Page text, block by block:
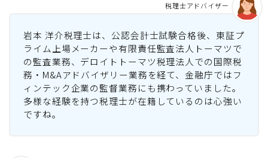
岩本 洋介税理士は、公認会計士試験合格後、東証プ
ライム上場メーカーや有限責任監査法人トーマツで
の監査業務、デロイトトーマツ税理法人での国際税
務・M&Aアドバイザリー業務を経て、金融庁ではフ
ィンテック企業の監督業務にも携わっていました。
多様な経験を持つ税理士が在籍しているのは心強い
ですね。
税理士アドバイザー